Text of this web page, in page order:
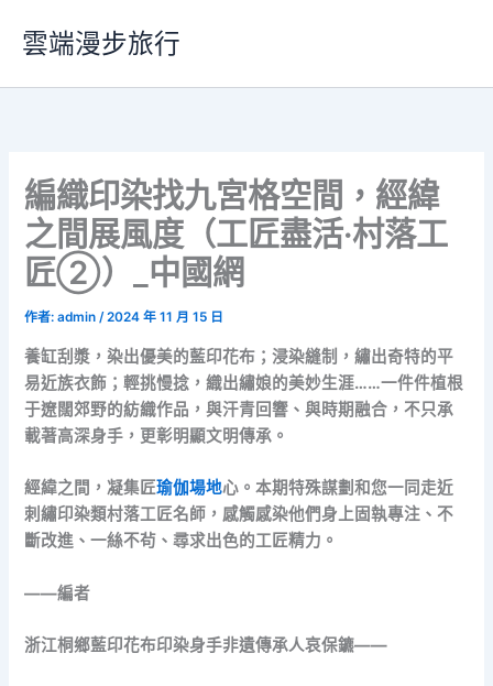
要
雲端漫步旅行
編織印染找九宮格空間，經緯
之間展風度（工匠盡活·村落工
匠②）_中國網
作者:admin/2024 年 11 月 15 日
養缸刮漿，染出優美的藍印花布；浸染縫制，繡出奇特的平
易近族衣飾；輕挑慢捻，織出繡娘的美妙生涯……一件件植根
于遼闊郊野的紡織作品，與汗青回響、與時期融合，不只承
載著高深身手，更彰明顯文明傳承。
經緯之間，凝集匠瑜伽場地心。本期特殊謀劃和您一同走近
刺繡印染類村落工匠名師，感觸感染他們身上固執專注、不
斷改進、一絲不茍、尋求出色的工匠精力。
——編者
浙江桐鄉藍印花布印染身手非遺傳承人哀保鑣——